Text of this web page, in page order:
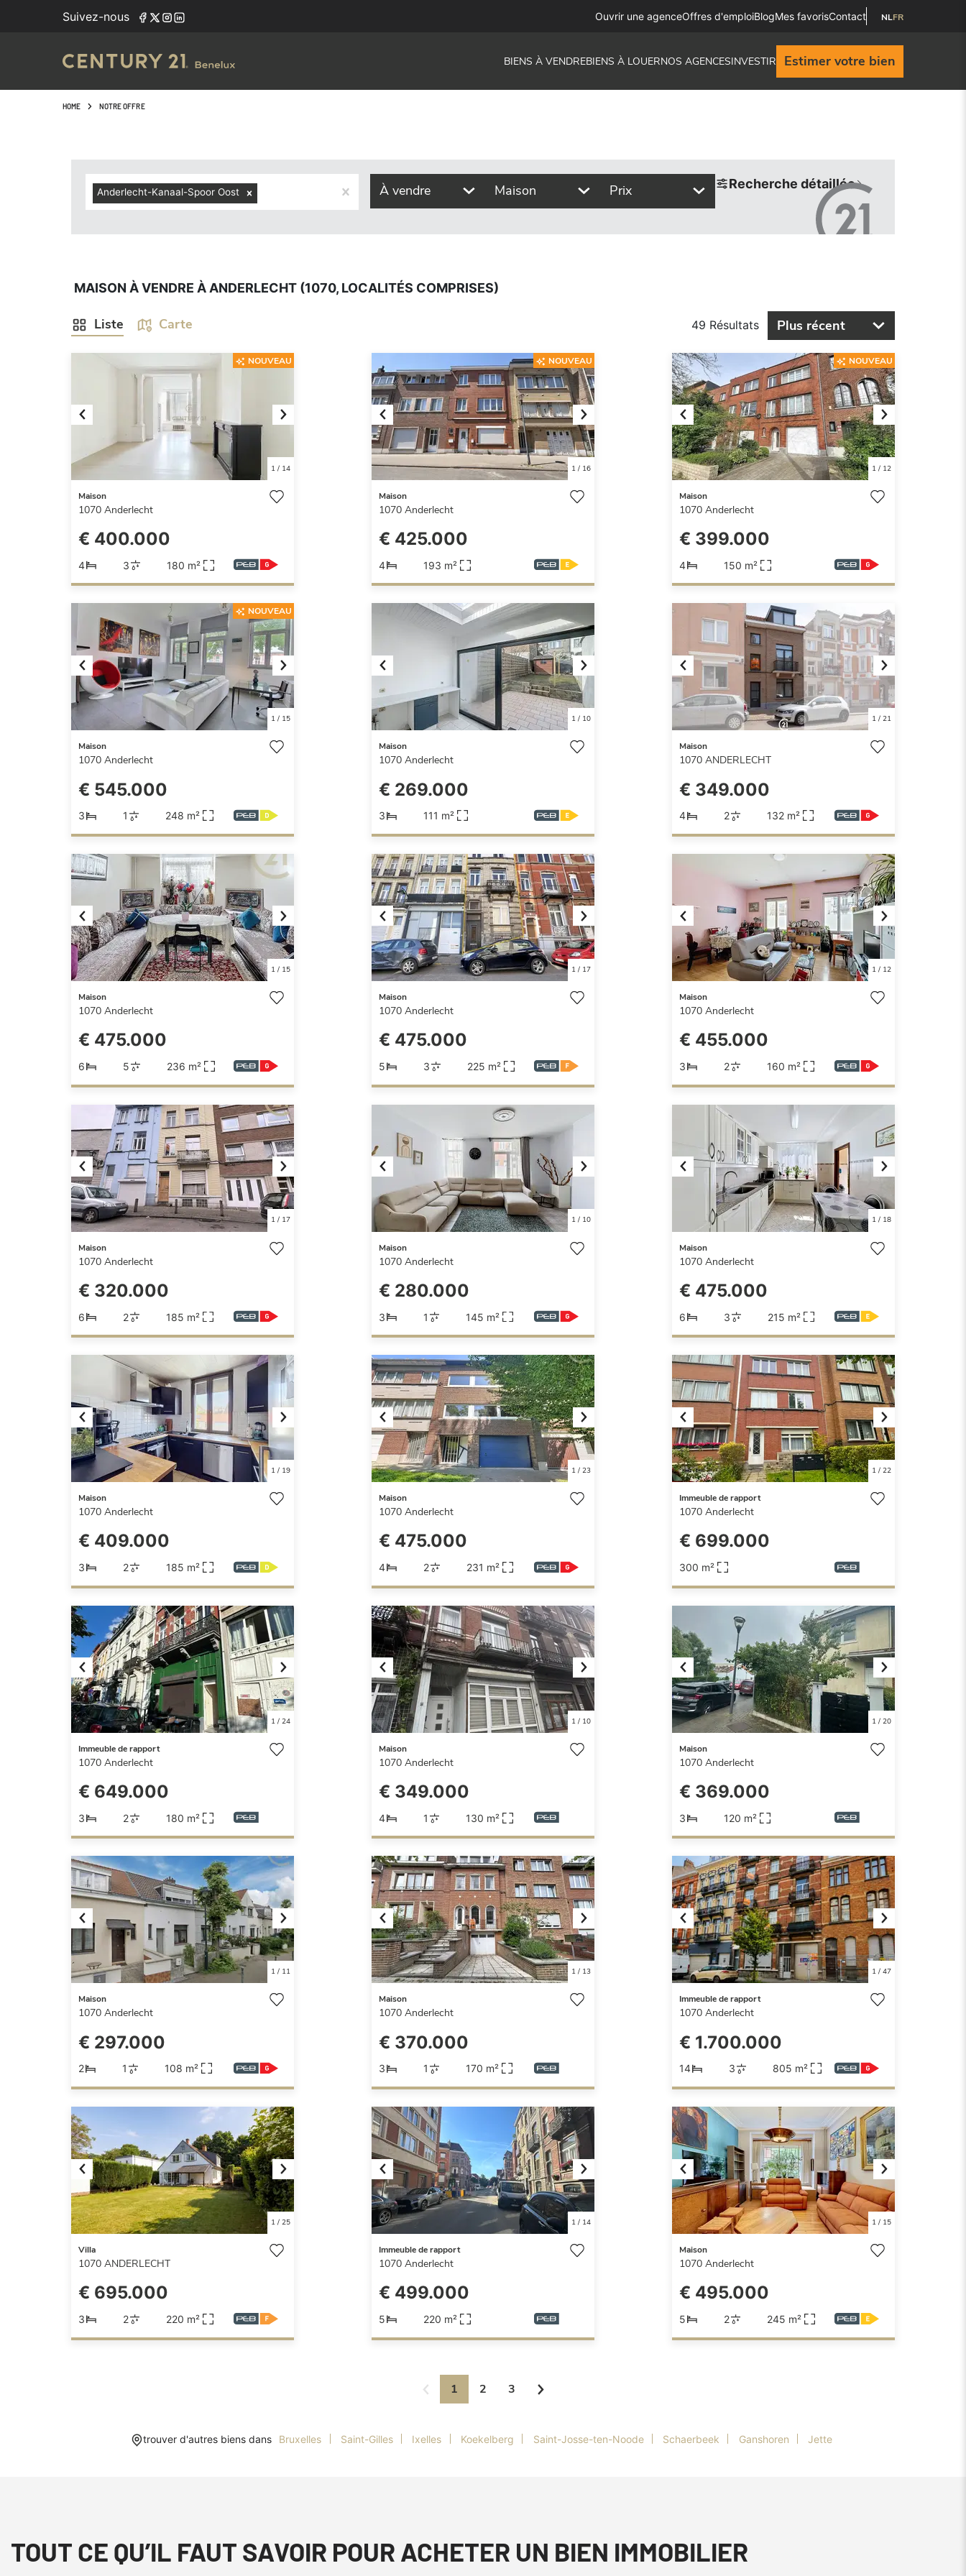
Suivez-nous Ouvrir une agenceOffres d'emploiBlogMes favorisContact NLFR
BIENS À VENDREBIENS À LOUERNOS AGENCESINVESTIR Estimer votre bien
HOME NOTRE OFFRE
Anderlecht-Kanaal-Spoor Oost À vendre Maison Prix Recherche détaillée
MAISON À VENDRE À ANDERLECHT (1070, LOCALITÉS COMPRISES)
Liste Carte 49 Résultats Plus récent
Previous Next
1/ 14
NOUVEAU
Maison
1070 Anderlecht
€ 400.000
4 3 180 m²
Previous Next
1/ 16
NOUVEAU
Maison
1070 Anderlecht
€ 425.000
4 193 m²
Previous Next
1/ 12
NOUVEAU
Maison
1070 Anderlecht
€ 399.000
4 150 m²
Previous Next
1/ 15
NOUVEAU
Maison
1070 Anderlecht
€ 545.000
3 1 248 m²
Previous Next
1/ 10
Maison
1070 Anderlecht
€ 269.000
3 111 m²
Previous Next
1/ 21
Maison
1070 ANDERLECHT
€ 349.000
4 2 132 m²
Previous Next
1/ 15
Maison
1070 Anderlecht
€ 475.000
6 5 236 m²
Previous Next
1/ 17
Maison
1070 Anderlecht
€ 475.000
5 3 225 m²
Previous Next
1/ 12
Maison
1070 Anderlecht
€ 455.000
3 2 160 m²
Previous Next
1/ 17
Maison
1070 Anderlecht
€ 320.000
6 2 185 m²
Previous Next
1/ 10
Maison
1070 Anderlecht
€ 280.000
3 1 145 m²
Previous Next
1/ 18
Maison
1070 Anderlecht
€ 475.000
6 3 215 m²
Previous Next
1/ 19
Maison
1070 Anderlecht
€ 409.000
3 2 185 m²
Previous Next
1/ 23
Maison
1070 Anderlecht
€ 475.000
4 2 231 m²
Previous Next
1/ 22
Immeuble de rapport
1070 Anderlecht
€ 699.000
300 m²
Previous Next
1/ 24
Immeuble de rapport
1070 Anderlecht
€ 649.000
3 2 180 m²
Previous Next
1/ 10
Maison
1070 Anderlecht
€ 349.000
4 1 130 m²
Previous Next
1/ 20
Maison
1070 Anderlecht
€ 369.000
3 120 m²
Previous Next
1/ 11
Maison
1070 Anderlecht
€ 297.000
2 1 108 m²
Previous Next
1/ 13
Maison
1070 Anderlecht
€ 370.000
3 1 170 m²
Previous Next
1/ 47
Immeuble de rapport
1070 Anderlecht
€ 1.700.000
14 3 805 m²
Previous Next
1/ 25
Villa
1070 ANDERLECHT
€ 695.000
3 2 220 m²
Previous Next
1/ 14
Immeuble de rapport
1070 Anderlecht
€ 499.000
5 220 m²
Previous Next
1/ 15
Maison
1070 Anderlecht
€ 495.000
5 2 245 m²
1 2 3
trouver d'autres biens dans Bruxelles Saint-Gilles Ixelles Koekelberg Saint-Josse-ten-Noode Schaerbeek Ganshoren Jette
TOUT CE QU’IL FAUT SAVOIR POUR ACHETER UN BIEN IMMOBILIER
Navigated to Maison à vendre à Anderlecht (1070, localités comprises)